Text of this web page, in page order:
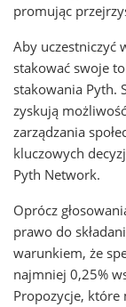
promując
Aby uczestniczyć
stakować swoje
stakowania Pyth.
zyskują
zarządzania
kluczowych
Pyth Network.
Oprócz
prawo do
warunkiem, że
najmniej 0,25%
Propozycje, które